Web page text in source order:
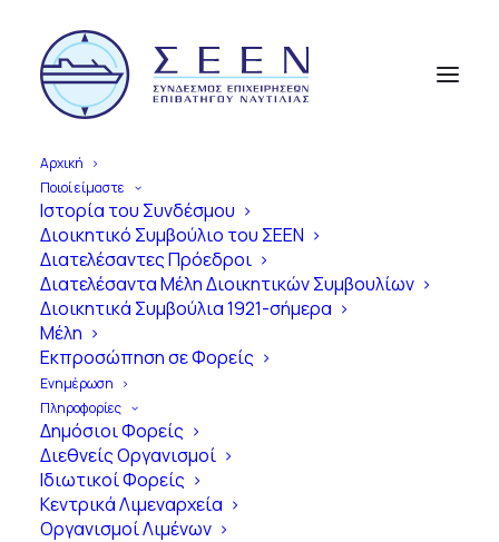
Αρχική
Ποιοί είμαστε
Ιστορία του Συνδέσμου
Διοικητικό Συμβούλιο του ΣΕΕΝ
Διατελέσαντες Πρόεδροι
Διατελέσαντα Μέλη Διοικητικών Συμβουλίων
Διοικητικά Συμβούλια 1921-σήμερα
Μέλη
Εκπροσώπηση σε Φορείς
Ενημέρωση
Πληροφορίες
Δημόσιοι Φορείς
Διεθνείς Οργανισμοί
Ιδιωτικοί Φορείς
Κεντρικά Λιμεναρχεία
Οργανισμοί Λιμένων
ΑπότηνΊδρυ
ΣύγχρονηΕποχή
100Χρόνια
Επιβα
στηνΕλλά δ